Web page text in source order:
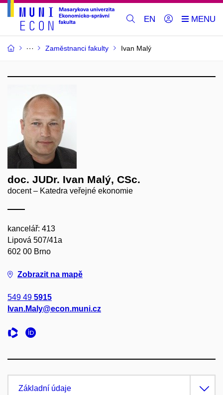
EN
Zaměstnanci fakulty Ivan Malý
doc. JUDr. Ivan Malý, CSc.
docent – Katedra veřejné ekonomie
kancelář: 413
Lipová 507/41a
602 00 Brno
Zobrazit na mapě
549 49 5915
Ivan.Maly@econ.muni.cz
Základní údaje